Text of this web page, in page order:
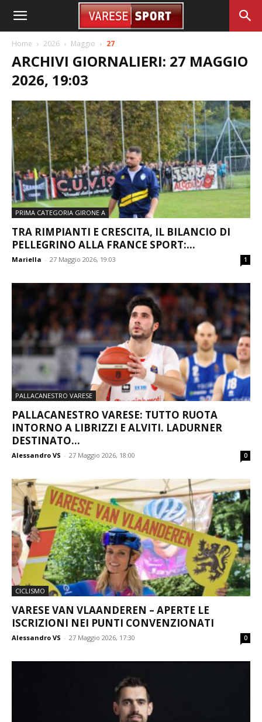
Home 2026 Maggio 27
ARCHIVI GIORNALIERI: 27 MAGGIO
2026, 19:03
PRIMA CATEGORIA GIRONE A
TRA RIMPIANTI E CRESCITA, IL BILANCIO DI
PELLEGRINO ALLA FRANCE SPORT:...
Mariella - 27 Maggio 2026, 19:03 1
PALLACANESTRO VARESE
PALLACANESTRO VARESE: TUTTO RUOTA
INTORNO A LIBRIZZI E ALVITI. LADURNER
DESTINATO...
Alessandro VS - 27 Maggio 2026, 18:00 0
CICLISMO
VARESE VAN VLAANDEREN – APERTE LE
ISCRIZIONI NEI PUNTI CONVENZIONATI
Alessandro VS - 27 Maggio 2026, 17:30 0